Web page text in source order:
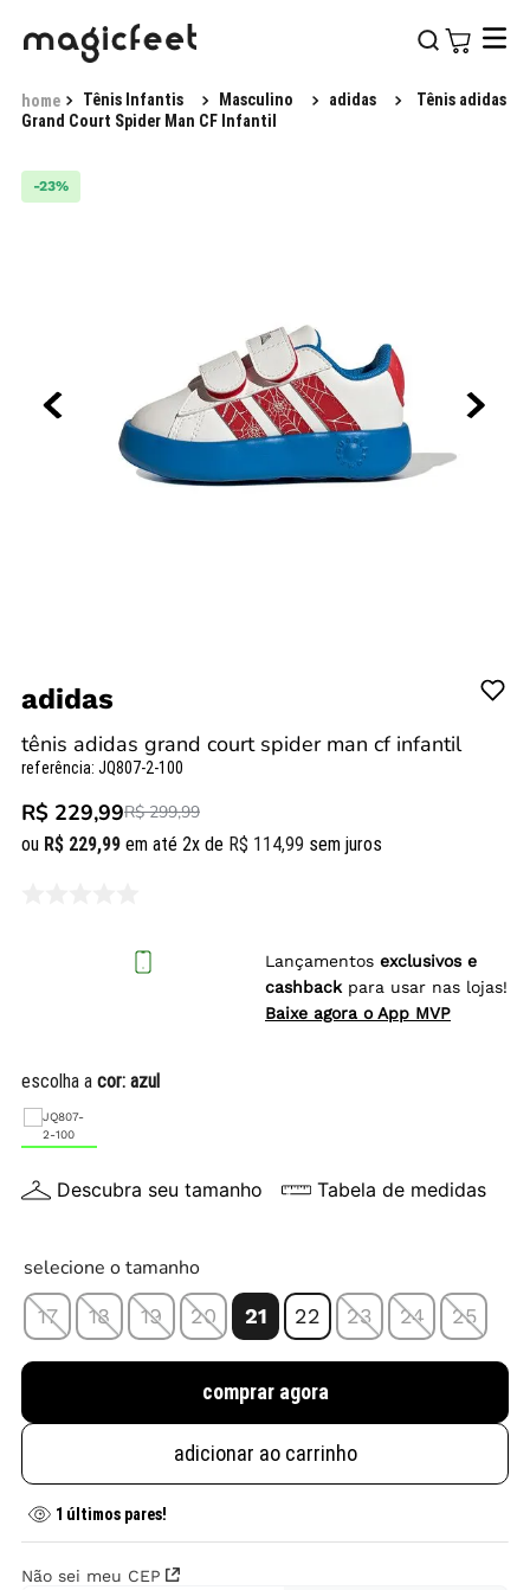
Tênis Infantis Masculino adidas
Tênis adidas
Grand Court Spider Man CF Infantil
-23%
adidas
tênis adidas grand court spider man cf infantil
referência: JQ807-2-100
R$ 229,99R$ 299,99
ou R$ 229,99 em até 2x de R$ 114,99 sem juros
Lançamentos exclusivos e
cashback para usar nas lojas!
Baixe agora o App MVP
escolha a cor: azul
Descubra seu tamanho Tabela de medidas
selecione o tamanho
17 18 19 20 21 22 23 24 25
comprar agora
adicionar ao carrinho
1 últimos pares!
Não sei meu CEP